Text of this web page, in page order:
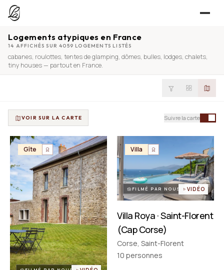
JE CHERCHE
TROUVER UN LIEU
Séjours, tournages, événements — l’annuaire
PROPOSER MON LIEU
Annuaire + reportage photo-vidéo, 0 % commission
Déjà référencé ?Espace pro
Offre conciergeries
Offre agences immobilières
EXPLORER
JOURNAL
Lieux, idées et art de vivre
OUTILS GRATUITS
Simulateurs & scrapers — aucun compte
PARTENAIRES
Réseau choisi un par un
UNE QUESTION ?
Logements atypiques en France
14 AFFICHÉS SUR 4059 LOGEMENTS LISTÉS
cabanes, roulottes, tentes de glamping, dômes, bulles, lodges, chalets,
tiny houses— partout en France.
VOIR SUR LA CARTE Suivre la carte
Gîte Villa
FILMÉ PAR NOUS VIDÉO
Villa Roya · Saint-Florent
(Cap Corse)
Corse, Saint-Florent
10 personnes